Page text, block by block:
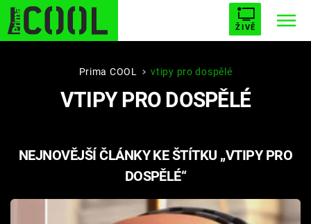
ŽIVĚ
STARHOUSE BUFFY, PŘEMOŽITELKA UPÍRŮ
PLNEJ KOTEL AVENGERS 5
Prima COOL vtipy pro dospělé
VTIPY PRO DOSPĚLÉ
NEJNOVĚJŠÍ ČLÁNKY KE ŠTÍTKU „VTIPY PRO
DOSPĚLÉ“